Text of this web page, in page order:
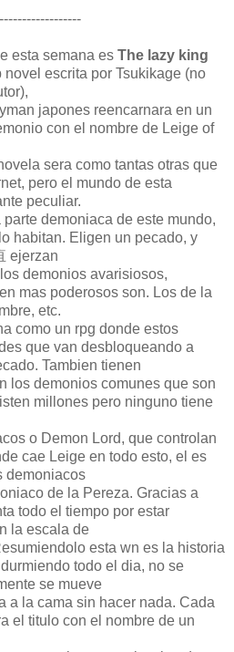
esta semana es The lazy king
novel escrita por Tsukikage (no
japones reencarnara en un
con el nombre de Leige of
sera como tantas otras que
pero el mundo de esta
peculiar.
demoniaca de este mundo,
habitan. Eligen un pecado, y
ejerzan
demonios avarisiosos,
mas poderosos son. Los de la
etc.
como un rpg donde estos
que van desbloqueando a
Tambien tienen
los demonios comunes que son
millones pero ninguno tiene
o Demon Lord, que controlan
cae Leige en todo esto, el es
demoniacos
de la Pereza. Gracias a
todo el tiempo por estar
la escala de
esta wn es la historia
todo el dia, no se
se mueve
a la cama sin hacer nada. Cada
el titulo con el nombre de un